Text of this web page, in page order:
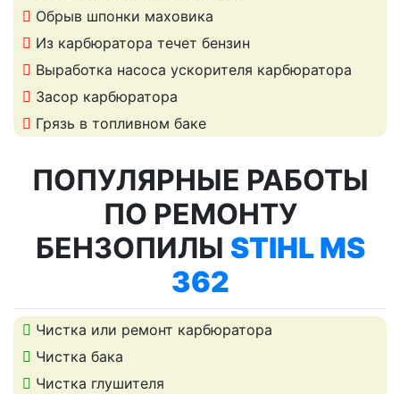
Обрыв шпонки маховика
Из карбюратора течет бензин
Выработка насоса ускорителя карбюратора
Засор карбюратора
Грязь в топливном баке
ПОПУЛЯРНЫЕ РАБОТЫ
ПО РЕМОНТУ
БЕНЗОПИЛЫ STIHL MS
362
Чистка или ремонт карбюратора
Чистка бака
Чистка глушителя